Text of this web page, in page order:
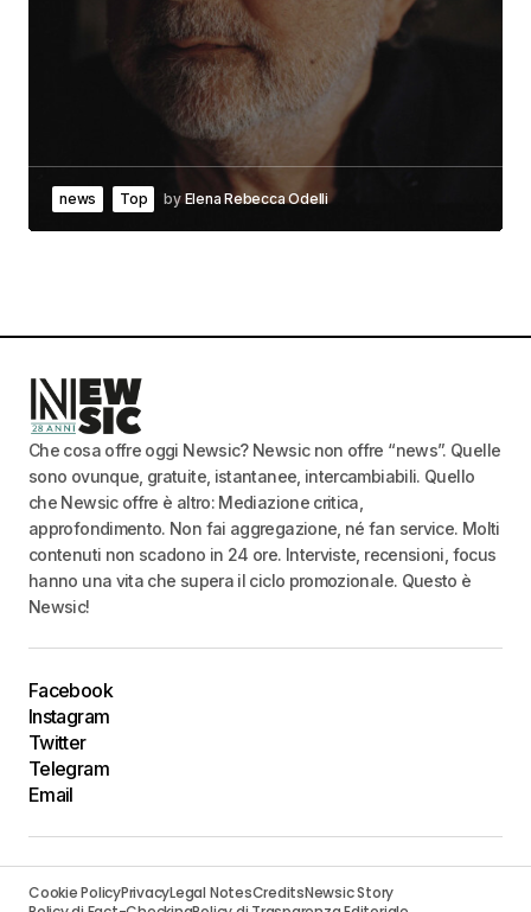
news Top by Elena Rebecca Odelli
Che cosa offre oggi Newsic? Newsic non offre “news”. Quelle
sono ovunque, gratuite, istantanee, intercambiabili. Quello
che Newsic offre è altro: Mediazione critica,
approfondimento. Non fai aggregazione, né fan service. Molti
contenuti non scadono in 24 ore. Interviste, recensioni, focus
hanno una vita che supera il ciclo promozionale. Questo è
Newsic!
Facebook
Instagram
Twitter
Telegram
Email
Cookie PolicyPrivacyLegal NotesCreditsNewsic Story